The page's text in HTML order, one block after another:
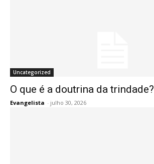
Uncategorized
O que é a doutrina da trindade?
Evangelista - julho 30, 2026